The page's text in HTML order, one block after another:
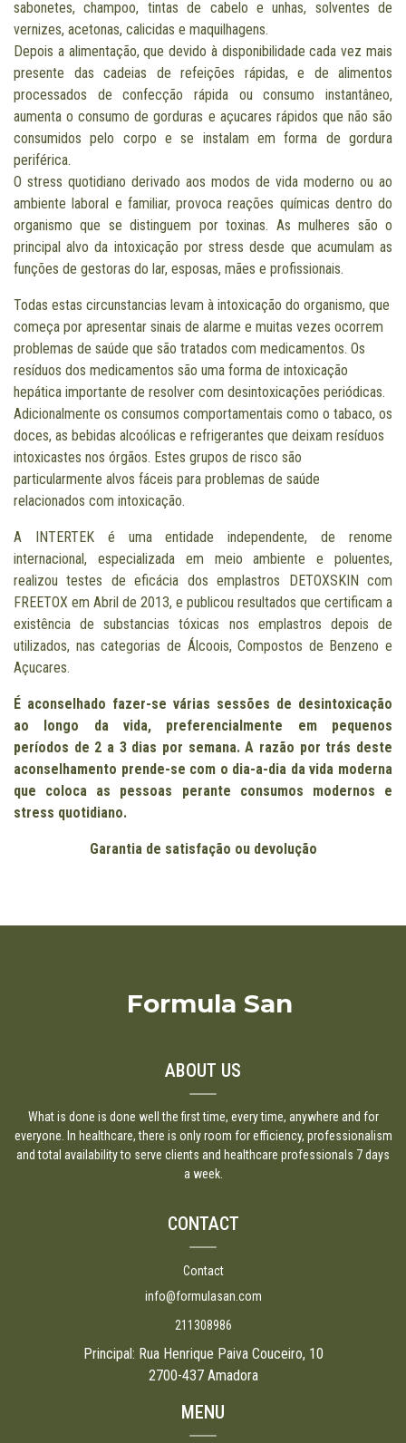
sabonetes, champoo, tintas de cabelo e unhas, solventes de
vernizes, acetonas, calicidas e maquilhagens.
Depois a alimentação, que devido à disponibilidade cada vez mais
presente das cadeias de refeições rápidas, e de alimentos
processados de confecção rápida ou consumo instantâneo,
aumenta o consumo de gorduras e açucares rápidos que não são
consumidos pelo corpo e se instalam em forma de gordura
periférica.
O stress quotidiano derivado aos modos de vida moderno ou ao
ambiente laboral e familiar, provoca reações químicas dentro do
organismo que se distinguem por toxinas. As mulheres são o
principal alvo da intoxicação por stress desde que acumulam as
funções de gestoras do lar, esposas, mães e profissionais.
Todas estas circunstancias levam à intoxicação do organismo, que
começa por apresentar sinais de alarme e muitas vezes ocorrem
problemas de saúde que são tratados com medicamentos. Os
resíduos dos medicamentos são uma forma de intoxicação
hepática importante de resolver com desintoxicações periódicas.
Adicionalmente os consumos comportamentais como o tabaco, os
doces, as bebidas alcoólicas e refrigerantes que deixam resíduos
intoxicastes nos órgãos. Estes grupos de risco são
particularmente alvos fáceis para problemas de saúde
relacionados com intoxicação.
A INTERTEK é uma entidade independente, de renome
internacional, especializada em meio ambiente e poluentes,
realizou testes de eficácia dos emplastros DETOXSKIN com
FREETOX em Abril de 2013, e publicou resultados que certificam a
existência de substancias tóxicas nos emplastros depois de
utilizados, nas categorias de Álcoois, Compostos de Benzeno e
Açucares.
É aconselhado fazer-se várias sessões de desintoxicação
ao longo da vida, preferencialmente em pequenos
períodos de 2 a 3 dias por semana.A razão por trás deste
aconselhamento prende-se com o dia-a-dia da vida moderna
que coloca as pessoas perante consumos modernos e
stress quotidiano.
Garantia de satisfação ou devolução
Formula San
ABOUT US
What is done is done well the first time, every time, anywhere and for
everyone. In healthcare, there is only room for efficiency, professionalism
and total availability to serve clients and healthcare professionals 7 days
a week.
CONTACT
Contact
info@formulasan.com
211308986
Principal: Rua Henrique Paiva Couceiro, 10
2700-437 Amadora
MENU